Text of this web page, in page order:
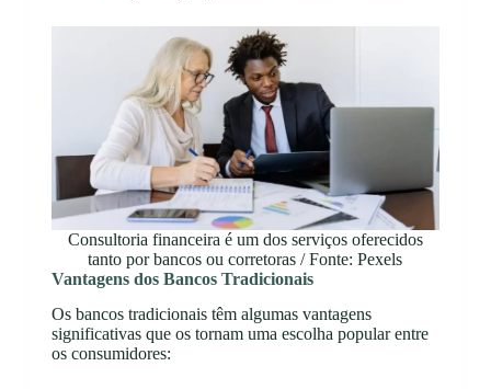
Consultoria financeira é um dos serviços oferecidos
tanto por bancos ou corretoras / Fonte: Pexels
Vantagens dos Bancos Tradicionais
Os bancos tradicionais têm algumas vantagens
significativas que os tornam uma escolha popular entre
os consumidores: